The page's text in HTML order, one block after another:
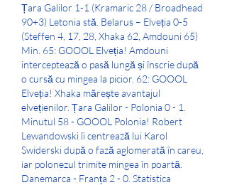
Țara Galilor 1-1 (Kramaric 28 / Broadhead
90+3) Letonia stă. Belarus – Elveția 0-5
(Steffen 4, 17, 28, Xhaka 62, Amdouni 65)
Min. 65: GOOOL Elveția! Amdouni
interceptează o pasă lungă și înscrie după
o cursă cu mingea la picior. 62: GOOOL
Elveția! Xhaka mărește avantajul
elvețienilor. Țara Galilor - Polonia 0 - 1.
Minutul 58 - GOOOL Polonia! Robert
Lewandowski îi centrează lui Karol
Swiderski după o fază aglomerată în careu,
iar polonezul trimite mingea în poartă.
Danemarca - Franța 2 - 0. Statistica